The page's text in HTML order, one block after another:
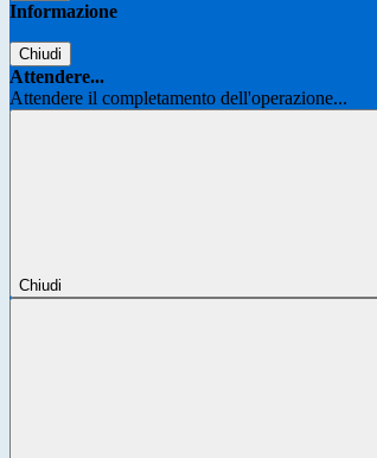
Informazione
Chiudi
Attendere...
Attendere il completamento dell'operazione...
Chiudi